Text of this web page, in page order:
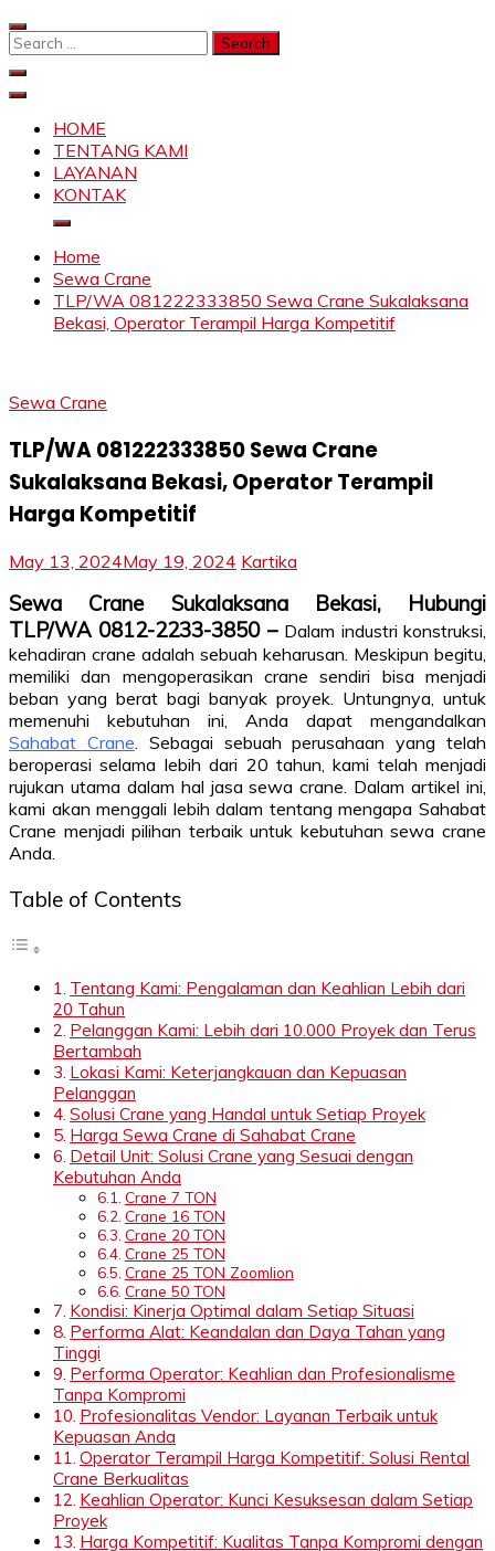
Skip
to
Search
SKYLIFTHOME
TENTANG KAMI
LAYANAN
KONTAK
Home
Sewa Crane
TLP/WA 081222333850 Sewa Crane Sukalaksana
Bekasi, Operator Terampil Harga Kompetitif
Sewa Crane
TLP/WA 081222333850 Sewa Crane
Sukalaksana Bekasi, Operator Terampil
Harga Kompetitif
May 13, 2024May 19, 2024 Kartika
Sewa Crane Sukalaksana Bekasi, Hubungi
TLP/WA 0812-2233-3850 – Dalam industri konstruksi,
kehadiran crane adalah sebuah keharusan. Meskipun begitu,
memiliki dan mengoperasikan crane sendiri bisa menjadi
beban yang berat bagi banyak proyek. Untungnya, untuk
memenuhi kebutuhan ini, Anda dapat mengandalkan
Sahabat Crane. Sebagai sebuah perusahaan yang telah
beroperasi selama lebih dari 20 tahun, kami telah menjadi
rujukan utama dalam hal jasa sewa crane. Dalam artikel ini,
kami akan menggali lebih dalam tentang mengapa Sahabat
Crane menjadi pilihan terbaik untuk kebutuhan sewa crane
Anda.
Table of Contents
Tentang Kami: Pengalaman dan Keahlian Lebih dari
20 Tahun
Pelanggan Kami: Lebih dari 10.000 Proyek dan Terus
Bertambah
Lokasi Kami: Keterjangkauan dan Kepuasan
Pelanggan
Solusi Crane yang Handal untuk Setiap Proyek
Harga Sewa Crane di Sahabat Crane
Detail Unit: Solusi Crane yang Sesuai dengan
Kebutuhan Anda
Crane 7 TON
Crane 16 TON
Crane 20 TON
Crane 25 TON
Crane 25 TON Zoomlion
Crane 50 TON
Kondisi: Kinerja Optimal dalam Setiap Situasi
Performa Alat: Keandalan dan Daya Tahan yang
Tinggi
Performa Operator: Keahlian dan Profesionalisme
Tanpa Kompromi
Profesionalitas Vendor: Layanan Terbaik untuk
Kepuasan Anda
Operator Terampil Harga Kompetitif: Solusi Rental
Crane Berkualitas
Keahlian Operator: Kunci Kesuksesan dalam Setiap
Proyek
Harga Kompetitif: Kualitas Tanpa Kompromi dengan